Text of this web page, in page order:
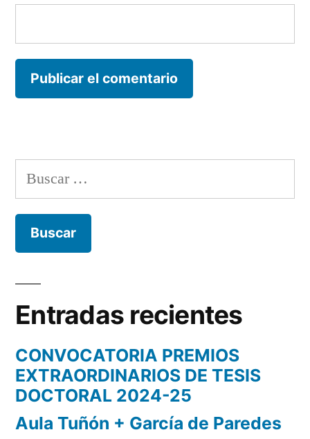
Buscar:
Entradas recientes
CONVOCATORIA PREMIOS
EXTRAORDINARIOS DE TESIS
DOCTORAL 2024-25
Aula Tuñón + García de Paredes